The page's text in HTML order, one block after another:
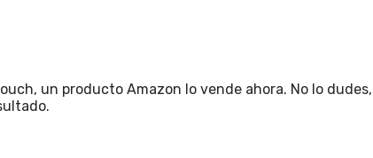
un producto Amazon lo vende ahora. No lo